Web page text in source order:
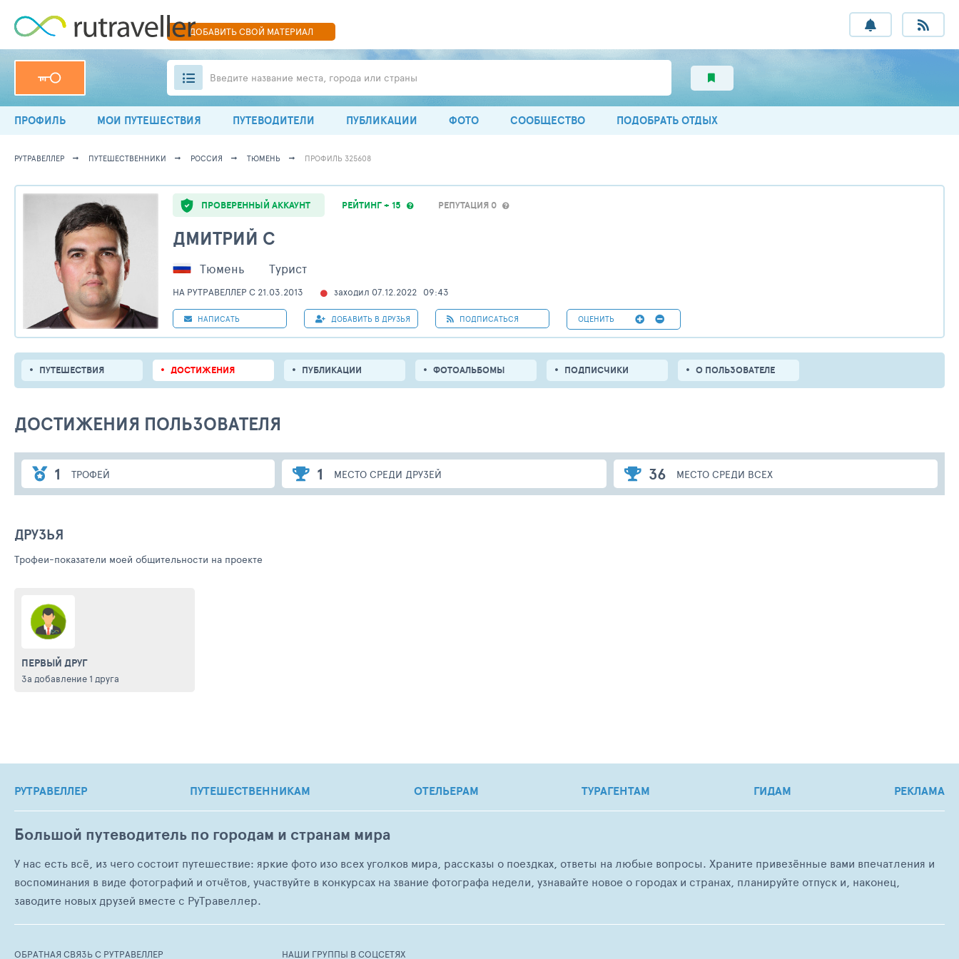
ДОБАВИТЬСВОЙ МАТЕРИАЛ
Введите название места, города или страны
ПРОФИЛЬ МОИ ПУТЕШЕСТВИЯ ПУТЕВОДИТЕЛИ ПУБЛИКАЦИИ ФОТО СООБЩЕСТВО ПОДОБРАТЬ ОТДЫХ
РУТРАВЕЛЛЕР ПУТЕШЕСТВЕННИКИ РОССИЯ ТЮМЕНЬ ПРОФИЛЬ 325608
ПРОВЕРЕННЫЙ АККАУНТ РЕЙТИНГ + 15 РЕПУТАЦИЯ 0
ДМИТРИЙ С
Тюмень Турист
НА РУТРАВЕЛЛЕР C 21.03.2013 заходил 07.12.2022 09:43
НАПИСАТЬ ДОБАВИТЬ В ДРУЗЬЯ ПОДПИСАТЬСЯ ОЦЕНИТЬ
ПУТЕШЕСТВИЯ ДОСТИЖЕНИЯ ПУБЛИКАЦИИ ФОТОАЛЬБОМЫ ПОДПИСЧИКИ О ПОЛЬЗОВАТЕЛЕ
ДОСТИЖЕНИЯ ПОЛЬЗОВАТЕЛЯ
1 ТРОФЕЙ 1 МЕСТО СРЕДИ ДРУЗЕЙ 36 МЕСТО СРЕДИ ВСЕХ
ДРУЗЬЯ
Трофеи-показатели моей общительности на проекте
ПЕРВЫЙ ДРУГ
За добавление 1 друга
РУТРАВЕЛЛЕР ПУТЕШЕСТВЕННИКАМ ОТЕЛЬЕРАМ ТУРАГЕНТАМ ГИДАМ РЕКЛАМА
Большой путеводитель по городам и странам мира
У нас есть всё, из чего состоит путешествие: яркие фото изо всех уголков мира, рассказы о поездках, ответы на любые вопросы. Храните привезённые вами впечатления и
воспоминания в виде фотографий и отчётов, участвуйте в конкурсах на звание фотографа недели, узнавайте новое о городах и странах, планируйте отпуск и, наконец,
заводите новых друзей вместе с РуТравеллер.
ОБРАТНАЯ СВЯЗЬ С РУТРАВЕЛЛЕР НАШИ ГРУППЫ В СОЦСЕТЯХ